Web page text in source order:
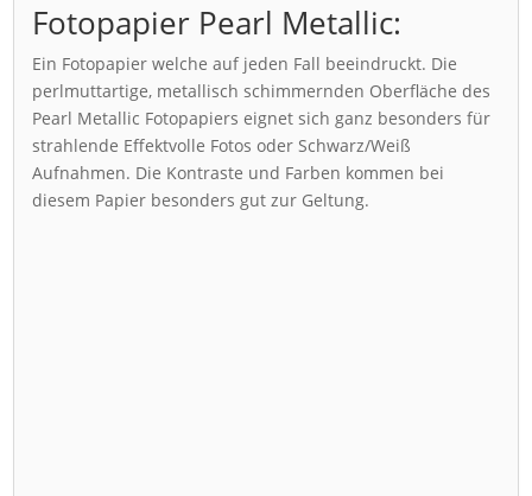
Fotopapier Pearl Metallic:
Ein Fotopapier welche auf jeden Fall beeindruckt. Die
perlmuttartige, metallisch schimmernden Oberfläche des
Pearl Metallic Fotopapiers eignet sich ganz besonders für
strahlende Effektvolle Fotos oder Schwarz/Weiß
Aufnahmen. Die Kontraste und Farben kommen bei
diesem Papier besonders gut zur Geltung.